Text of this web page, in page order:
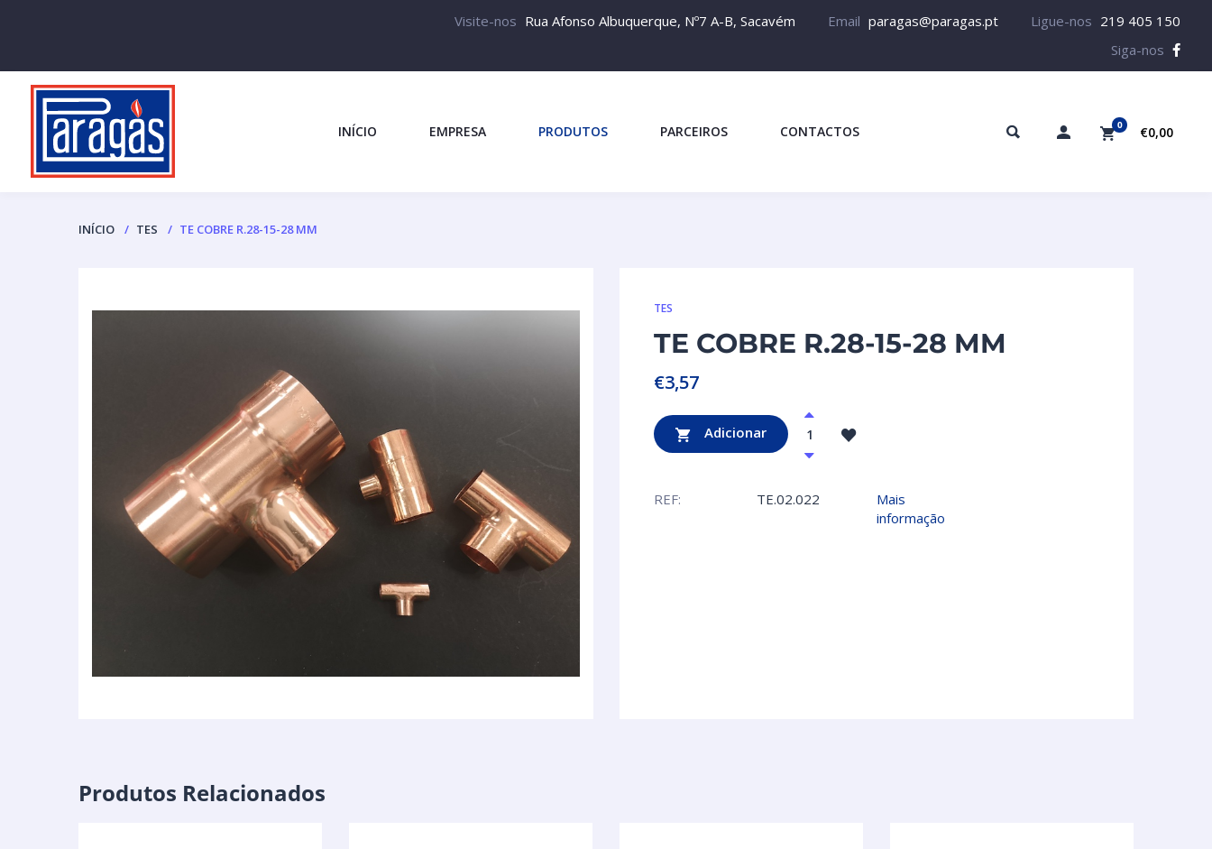
Visite-nos Rua Afonso Albuquerque, Nº7 A-B, Sacavém Email paragas@paragas.pt Ligue-nos 219 405 150
Siga-nos
INÍCIO EMPRESA PRODUTOS PARCEIROS CONTACTOS 0 €0,00
INÍCIO TES TE COBRE R.28-15-28 MM
TES
TE COBRE R.28-15-28 MM
€3,57
Adicionar
REF: TE.02.022
Mais
informação
Produtos Relacionados